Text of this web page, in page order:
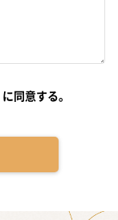
に同意する。